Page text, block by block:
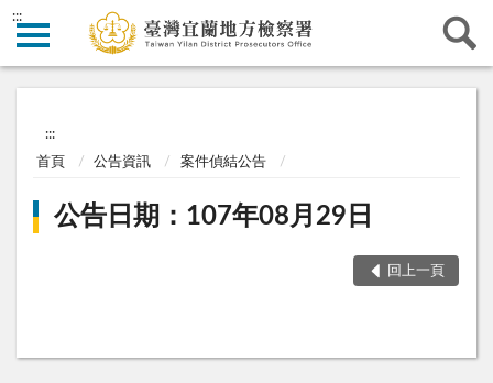
:::
:::
首頁 公告資訊 案件偵結公告
公告日期：107年08月29日
回上一頁